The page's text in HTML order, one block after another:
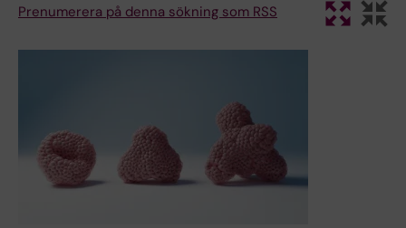
Prenumerera på denna sökning som RSS